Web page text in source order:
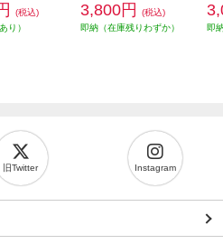
(税込)
り）
3,800円
(税込)
即納（在庫残りわずか）
即
旧Twitter Instagram